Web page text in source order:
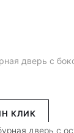
дверь с
КЛИК